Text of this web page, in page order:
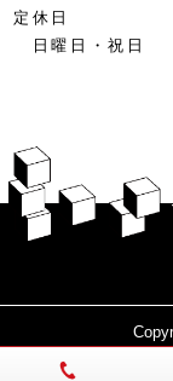
定休日
日曜日・祝日